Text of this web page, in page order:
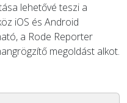
lehetővé teszi a
iOS és Android
a Rode Reporter
megoldást alkot.